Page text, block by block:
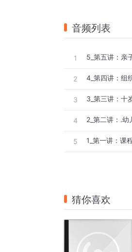
音频列表
1 5_第五讲：亲
2 4_第四讲：组
3 3_第三讲：十
4 2_第二讲：.幼
5 1_第一讲：课
猜你喜欢